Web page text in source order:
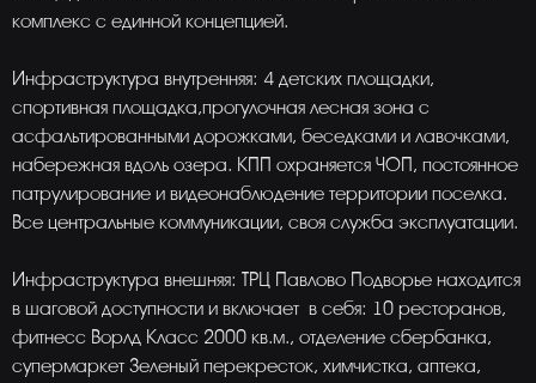
комплекс с единной концепцией.
Инфраструктура внутренняя: 4 детских площадки,
спортивная площадка,прогулочная лесная зона с
асфальтированными дорожками, беседками и лавочками,
набережная вдоль озера. КПП охраняется ЧОП, постоянное
патрулирование и видеонаблюдение территории поселка.
Все центральные коммуникации, своя служба эксплуатации.
Инфраструктура внешняя: ТРЦ Павлово Подворье находится
в шаговой доступности и включает в себя: 10 ресторанов,
фитнесс Ворлд Класс 2000 кв.м., отделение сбербанка,
супермаркет Зеленый перекресток, химчистка, аптека,